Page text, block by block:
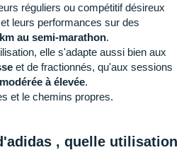
réguliers ou compétitif désireux
et leurs performances sur des
au semi-marathon.
elle s'adapte aussi bien aux
et de fractionnés, qu'aux sessions
à élevée.
et le chemins propres.
, quelle utilisation